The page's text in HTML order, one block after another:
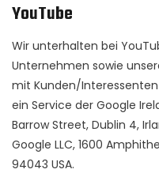
YouTube
Wir unterhalten bei
Unternehmen sowie
mit Kunden/
ein Service der Google
Barrow Street, Dublin 4,
Google LLC, 1600
94043 USA.